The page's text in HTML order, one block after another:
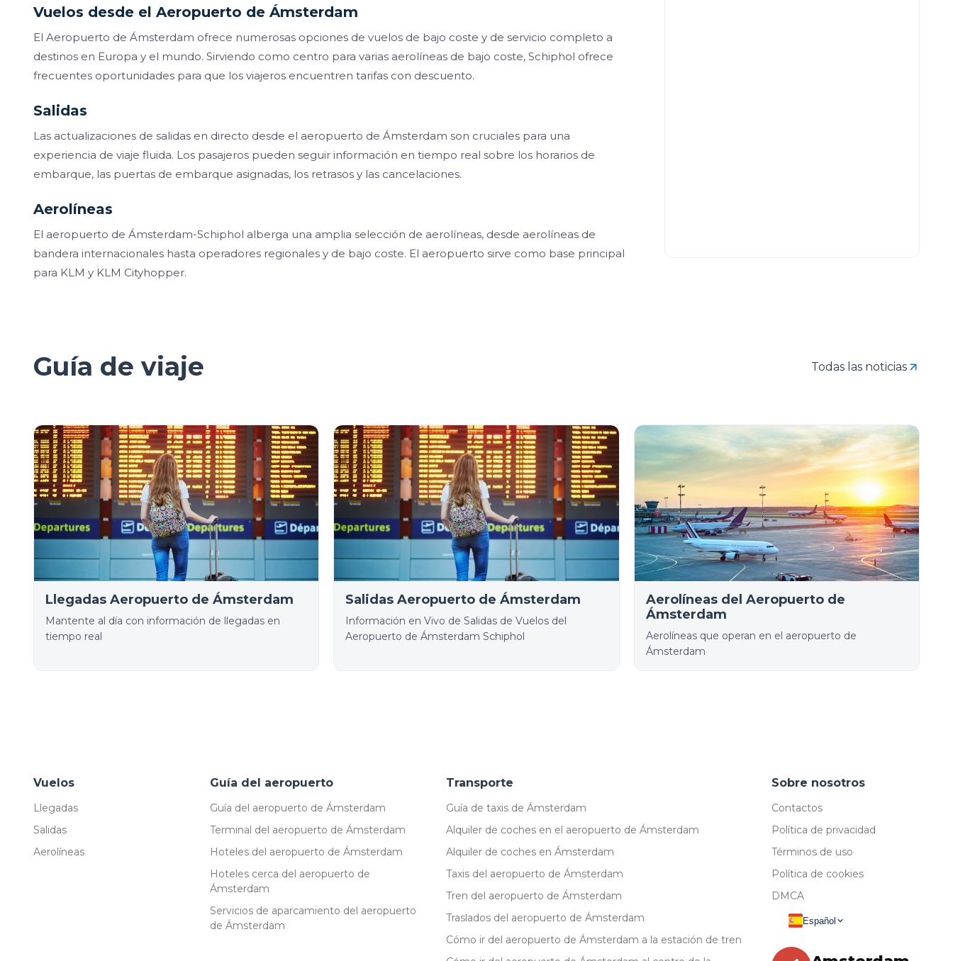
Vuelos desde el Aeropuerto de Ámsterdam
El Aeropuerto de Ámsterdam ofrece numerosas opciones de vuelos de bajo coste y de servicio completo a
destinos en Europa y el mundo. Sirviendo como centro para varias aerolíneas de bajo coste, Schiphol ofrece
frecuentes oportunidades para que los viajeros encuentren tarifas con descuento.
Salidas
Las actualizaciones de salidas en directo desde el aeropuerto de Ámsterdam son cruciales para una
experiencia de viaje fluida. Los pasajeros pueden seguir información en tiempo real sobre los horarios de
embarque, las puertas de embarque asignadas, los retrasos y las cancelaciones.
Aerolíneas
El aeropuerto de Ámsterdam-Schiphol alberga una amplia selección de aerolíneas, desde aerolíneas de
bandera internacionales hasta operadores regionales y de bajo coste. El aeropuerto sirve como base principal
para KLM y KLM Cityhopper.
Guía de viaje Todas las noticias
Llegadas Aeropuerto de Ámsterdam
Mantente al día con información de llegadas en
tiempo real
Salidas Aeropuerto de Ámsterdam
Información en Vivo de Salidas de Vuelos del
Aeropuerto de Ámsterdam Schiphol
Aerolíneas del Aeropuerto de
Ámsterdam
Aerolíneas que operan en el aeropuerto de
Ámsterdam
Vuelos
Llegadas
Salidas
Aerolíneas
Guía del aeropuerto
Guía del aeropuerto de Ámsterdam
Terminal del aeropuerto de Ámsterdam
Hoteles del aeropuerto de Ámsterdam
Hoteles cerca del aeropuerto de
Ámsterdam
Servicios de aparcamiento del aeropuerto
de Ámsterdam
Transporte
Guía de taxis de Ámsterdam
Alquiler de coches en el aeropuerto de Ámsterdam
Alquiler de coches en Ámsterdam
Taxis del aeropuerto de Ámsterdam
Tren del aeropuerto de Ámsterdam
Traslados del aeropuerto de Ámsterdam
Cómo ir del aeropuerto de Ámsterdam a la estación de tren
Sobre nosotros
Contactos
Política de privacidad
Términos de uso
Política de cookies
DMCA
Español